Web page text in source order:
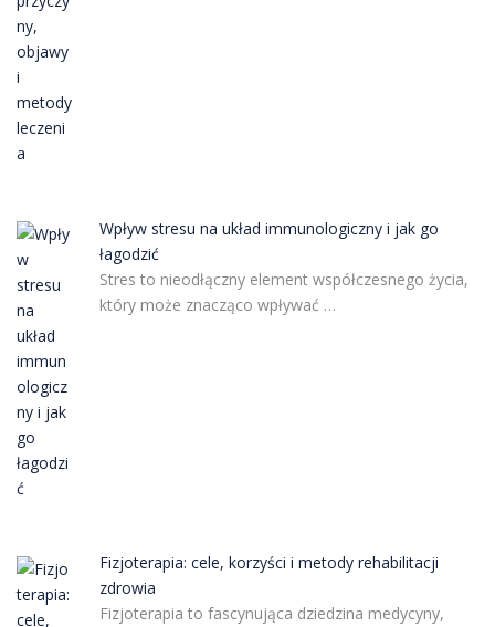
Wpływ stresu na układ immunologiczny i jak go
łagodzić
Stres to nieodłączny element współczesnego życia,
który może znacząco wpływać …
Fizjoterapia: cele, korzyści i metody rehabilitacji
zdrowia
Fizjoterapia to fascynująca dziedzina medycyny,